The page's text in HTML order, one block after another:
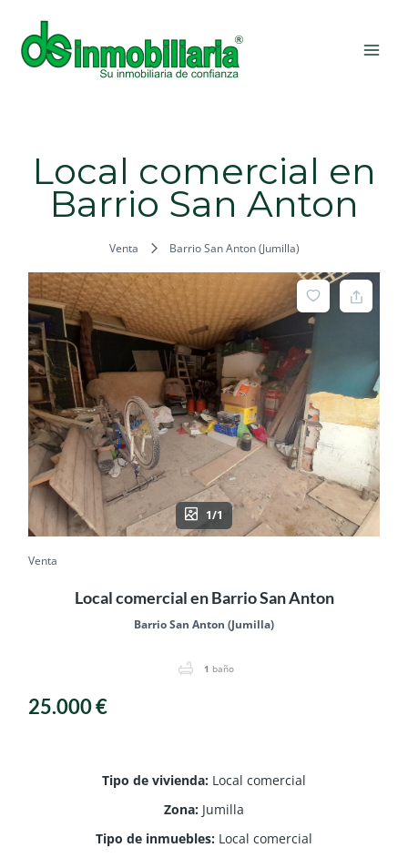
contenido
Local comercial en
Barrio San Anton
Venta Barrio San Anton (Jumilla)
1/1
Venta
Local comercial en Barrio San Anton
Barrio San Anton (Jumilla)
1 baño
25.000 €
Tipo de vivienda: Local comercial
Zona: Jumilla
Tipo de inmuebles: Local comercial